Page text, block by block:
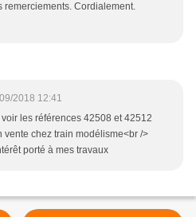
remerciements. Cordialement.
2018 12:41
les références 42508 et 42512
vente chez train modélisme<br />
porté à mes travaux